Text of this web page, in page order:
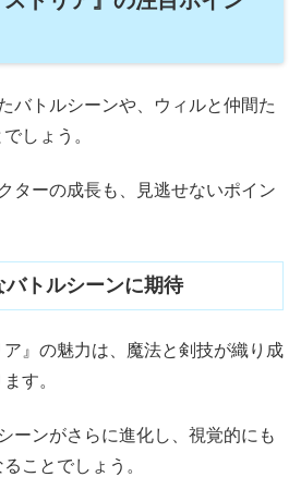
バトルシーンや、ウィルと仲間た
しょう。
ターの成長も、見逃せないポイン
トルシーンに期待
ア』の魅力は、魔法と剣技が織り成
す。
ーンがさらに進化し、視覚的にも
ことでしょう。